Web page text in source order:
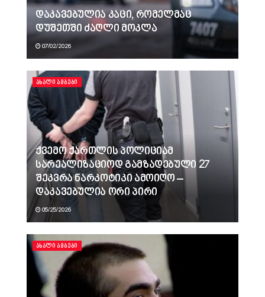
დაკავებულია კაცი, რომელმაც
დუშეთში ძაღლი მოკლა
07/02/2026
ᲐᲮᲐᲚᲘ ᲐᲛᲑᲔᲑᲘ
ქვემო ქართლის პოლიციამ
სარეალიზაციოდ გამზადებული 27
შეკვრა ნარკოტიკი ამოიღო –
დაკავებულია ორი პირი
05/25/2026
ᲐᲮᲐᲚᲘ ᲐᲛᲑᲔᲑᲘ